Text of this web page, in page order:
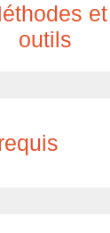
et
outils